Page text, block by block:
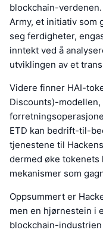
blockchain-
Army, et initiativ som
seg ferdigheter,
inntekt ved å
utviklingen av et
Videre finner HAI-
Discounts)-
ETD kan bedrift-til-
tjenestene til
dermed øke
mekanismer som
Oppsummert er
men en hjørnestein i
blockchain-